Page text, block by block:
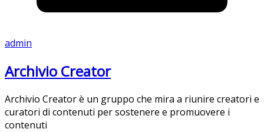
admin
Archivio Creator
Archivio Creator è un gruppo che mira a riunire creatori e
curatori di contenuti per sostenere e promuovere i
contenuti